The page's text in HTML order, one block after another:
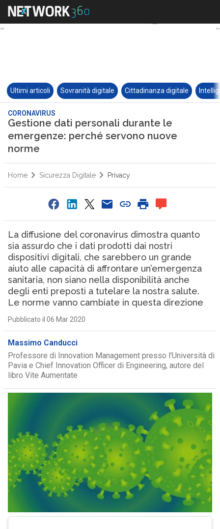
Ultimi articoli Sovranità digitale Cittadinanza digitale
CORONAVIRUS
Gestione dati personali durante le
emergenze: perché servono nuove
norme
Home Sicurezza Digitale Privacy
La diffusione del coronavirus dimostra quanto
sia assurdo che i dati prodotti dai nostri
dispositivi digitali, che sarebbero un grande
aiuto alle capacità di affrontare un’emergenza
sanitaria, non siano nella disponibilità anche
degli enti preposti a tutelare la nostra salute.
Le norme vanno cambiate in questa direzione
Pubblicato il 06 Mar 2020
Massimo Canducci
Professore di Innovation Management presso l'Università di
Pavia e Chief Innovation Officer di Engineering, autore del
libro Vite Aumentate